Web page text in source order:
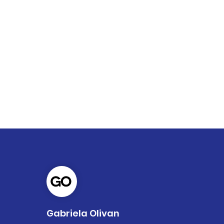
Ciencia y salud para
Gabriela Olivan